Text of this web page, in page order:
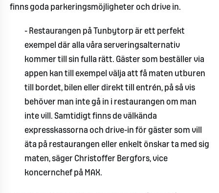
finns goda parkeringsmöjligheter och drive in.
- Restaurangen på Tunbytorp är ett perfekt
exempel där alla våra serveringsalternativ
kommer till sin fulla rätt. Gäster som beställer via
appen kan till exempel välja att få maten utburen
till bordet, bilen eller direkt till entrén, på så vis
behöver man inte gå in i restaurangen om man
inte vill. Samtidigt finns de välkända
expresskassorna och drive-in för gäster som vill
äta på restaurangen eller enkelt önskar ta med sig
maten, säger Christoffer Bergfors, vice
koncernchef på MAX.